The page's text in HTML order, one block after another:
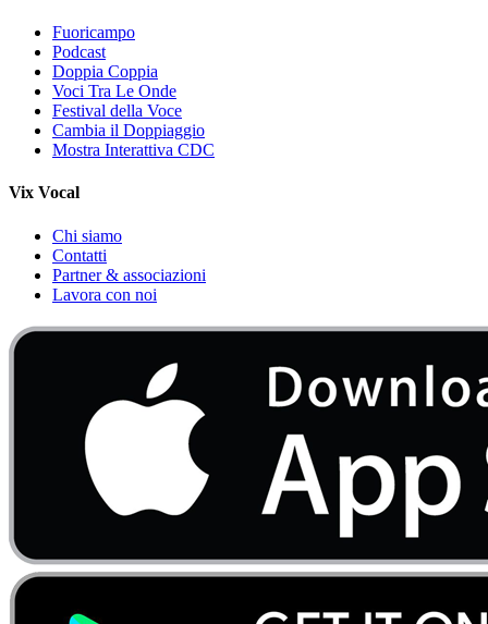
Fuoricampo
Podcast
Doppia Coppia
Voci Tra Le Onde
Festival della Voce
Cambia il Doppiaggio
Mostra Interattiva CDC
Vix Vocal
Chi siamo
Contatti
Partner & associazioni
Lavora con noi